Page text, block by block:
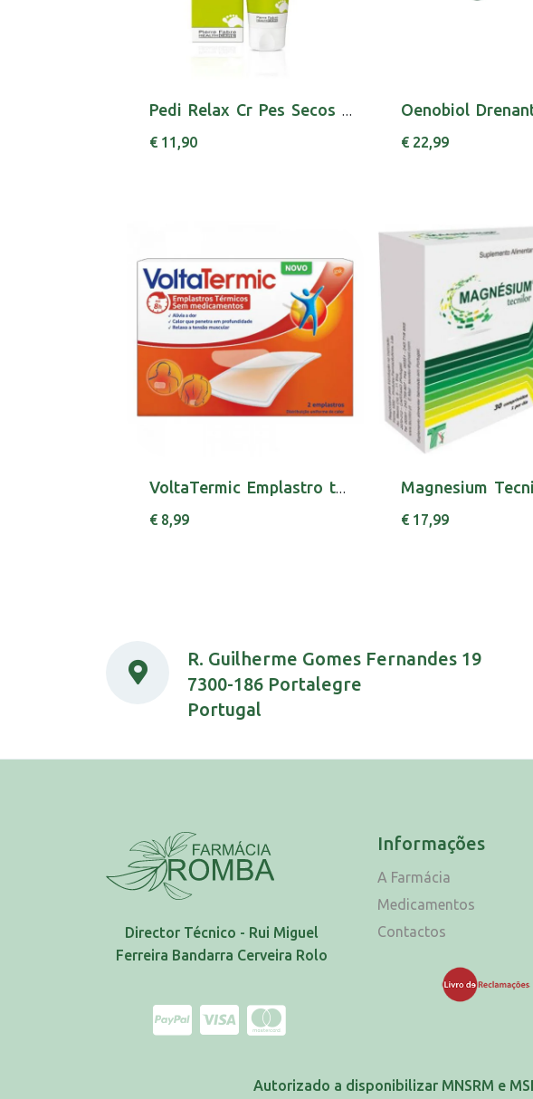
Pedi Relax Cr Pes Secos 75ml
€ 11,90 € 22,99
VoltaTermic Emplastro térmico não medicamento...
€ 8,99 € 17,99
R. Guilherme Gomes Fernandes 19
7300-186 Portalegre
Portugal
Director Técnico - Rui Miguel
Ferreira Bandarra Cerveira Rolo
Informações
A Farmácia
Medicamentos
Contactos
Autorizado a disponibilizar MNSRM e